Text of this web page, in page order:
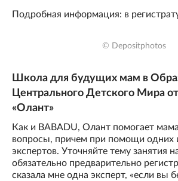
Подробная информация: в
© Depositphotos
Школа для будущих мам в
Центрального Детского Мира
«Олант»
Как и BABADU, Олант помогает
вопросы, причем при помощи одних
экспертов. Уточняйте тему занятия
обязательно предварительно
сказала мне одна эксперт, «если вы